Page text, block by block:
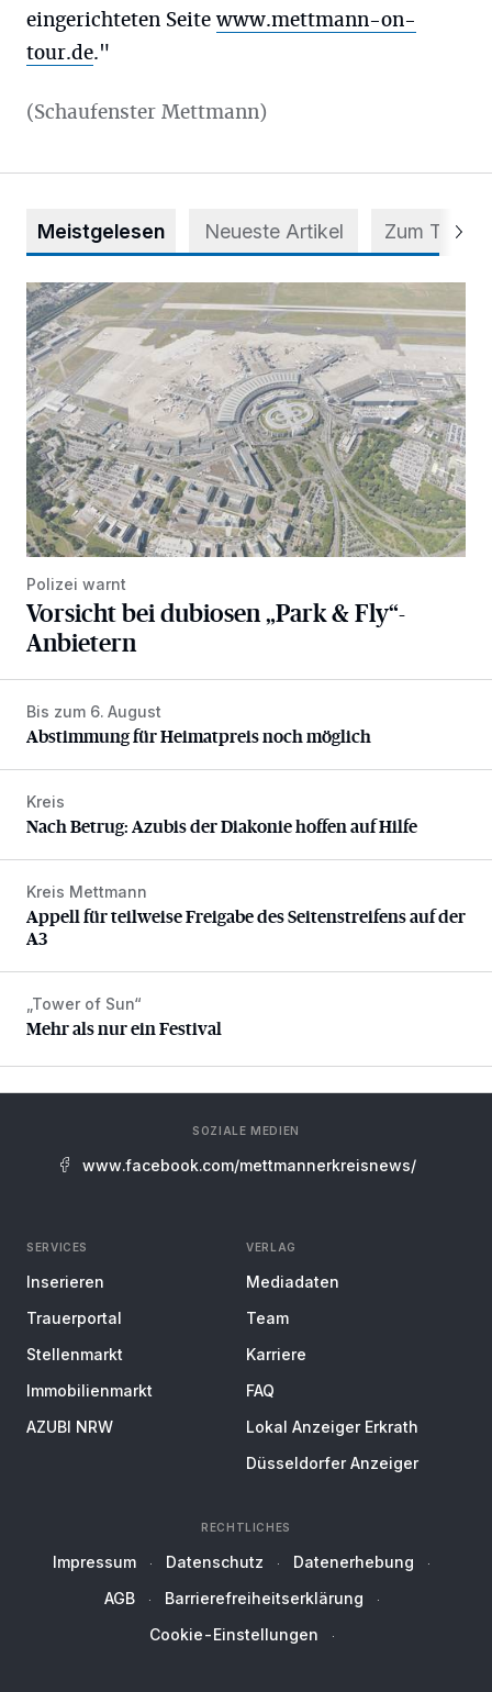
eingerichteten Seitewww.mettmann-on-
tour.de."
(Schaufenster Mettmann)
Meistgelesen Neueste Artikel Zum Thema
Vorsicht bei dubiosen „Park & Fly“-Anbietern
Polizei warnt
Vorsicht bei dubiosen „Park & Fly“-
Anbietern
Abstimmung für Heimatpreis noch möglich
Bis zum 6. August
Abstimmung für Heimatpreis noch möglich
Nach Betrug: Azubis der Diakonie hoffen auf Hilfe
Kreis
Nach Betrug: Azubis der Diakonie hoffen auf Hilfe
Appell für teilweise Freigabe des Seitenstreifens auf der A3
Kreis Mettmann
Appell für teilweise Freigabe des Seitenstreifens auf der
A3
Mehr als nur ein Festival
„Tower of Sun“
Mehr als nur ein Festival
SOZIALE MEDIEN
www.facebook.com/mettmannerkreisnews/
SERVICES
Inserieren
Trauerportal
Stellenmarkt
Immobilienmarkt
AZUBI NRW
VERLAG
Mediadaten
Team
Karriere
FAQ
Lokal Anzeiger Erkrath
Düsseldorfer Anzeiger
RECHTLICHES
Impressum Datenschutz
Datenerhebung
AGB
Barrierefreiheitserklärung
Cookie-Einstellungen